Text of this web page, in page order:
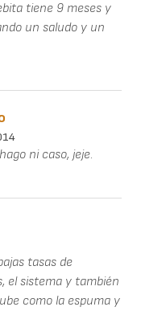
tiene 9 meses y
un saludo y un
ni caso, jeje.
tasas de
el sistema y también
como la espuma y